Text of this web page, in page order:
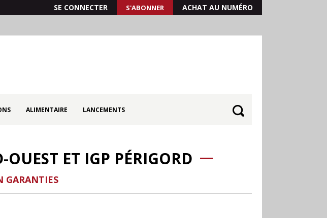
SE CONNECTER S'ABONNER ACHAT AU NUMÉRO
ALIMENTAIRE LANCEMENTS
OUEST ET IGP PÉRIGORD
GARANTIES